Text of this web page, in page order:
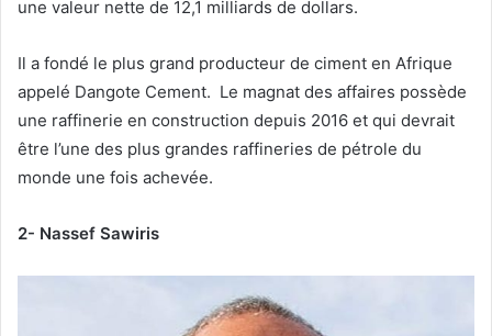
une valeur nette de 12,1 milliards de dollars.
Il a fondé le plus grand producteur de ciment en Afrique
appelé Dangote Cement. Le magnat des affaires possède
une raffinerie en construction depuis 2016 et qui devrait
être l’une des plus grandes raffineries de pétrole du
monde une fois achevée.
2- Nassef Sawiris